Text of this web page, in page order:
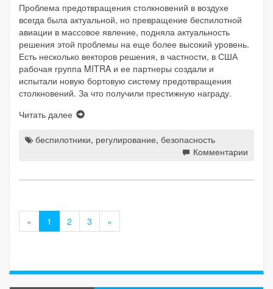
Проблема предотвращения столкновений в воздухе
всегда была актуальной, но превращение беспилотной
авиации в массовое явление, подняла актуальность
решения этой проблемы на еще более высокий уровень.
Есть несколько векторов решения, в частности, в США
рабочая группа MITRA и ее партнеры создали и
испытали новую бортовую систему предотвращения
столкновений. За что получили престижную награду.
Читать далее
беспилотники, регулирование, безопасность
Комментарии
« 1 2 3 »